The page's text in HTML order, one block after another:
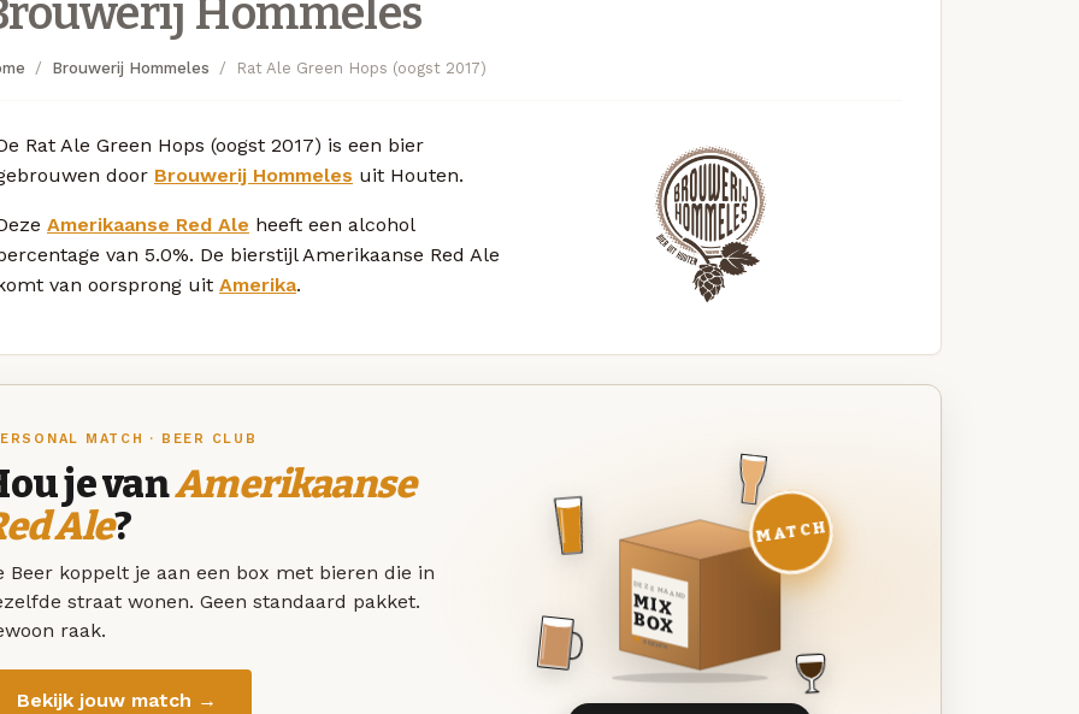
Hommeles
Brouwerij Hommeles Rat Ale Green Hops (oogst 2017)
Rat Ale Green Hops (oogst 2017) is een bier
door Brouwerij Hommeles uit Houten.
Amerikaanse Red Ale heeft een alcohol
van 5.0%. De bierstijl Amerikaanse Red Ale
van oorsprong uit Amerika.
MATCH · BEER CLUB
je vanAmerikaanse
Ale?
Beer koppelt je aan een box met bieren die in
straat wonen. Geen standaard pakket.
raak.
Bekijk jouw match →
DEZE MAAND
MIX
BOX
8 BIEREN
MATCH